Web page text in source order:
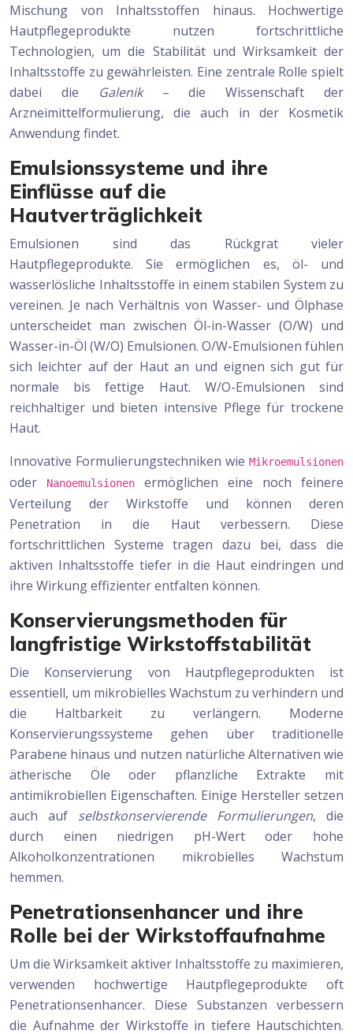
Mischung von Inhaltsstoffen hinaus. Hochwertige
Hautpflegeprodukte nutzen fortschrittliche
Technologien, um die Stabilität und Wirksamkeit der
Inhaltsstoffe zu gewährleisten. Eine zentrale Rolle spielt
dabei die
Galenik– die Wissenschaft der
Arzneimittelformulierung, die auch in der Kosmetik
Anwendung findet.
Emulsionssysteme und ihre
Einflüsse auf die
Hautverträglichkeit
Emulsionen sind das Rückgrat vieler
Hautpflegeprodukte. Sie ermöglichen es, öl- und
wasserlösliche Inhaltsstoffe in einem stabilen System zu
vereinen. Je nach Verhältnis von Wasser- und Ölphase
unterscheidet man zwischen Öl-in-Wasser (O/W) und
Wasser-in-Öl (W/O) Emulsionen. O/W-Emulsionen fühlen
sich leichter auf der Haut an und eignen sich gut für
normale bis fettige Haut. W/O-Emulsionen sind
reichhaltiger und bieten intensive Pflege für trockene
Haut.
Innovative Formulierungstechniken wie Mikroemulsionen
oder Nanoemulsionen
ermöglichen eine noch feinere
Verteilung der Wirkstoffe und können deren
Penetration in die Haut verbessern. Diese
fortschrittlichen Systeme tragen dazu bei, dass die
aktiven Inhaltsstoffe tiefer in die Haut eindringen und
ihre Wirkung effizienter entfalten können.
Konservierungsmethoden für
langfristige Wirkstoffstabilität
Die Konservierung von Hautpflegeprodukten ist
essentiell, um mikrobielles Wachstum zu verhindern und
die Haltbarkeit zu verlängern. Moderne
Konservierungssysteme gehen über traditionelle
Parabene hinaus und nutzen natürliche Alternativen wie
ätherische Öle oder pflanzliche Extrakte mit
antimikrobiellen Eigenschaften. Einige Hersteller setzen
auch auf selbstkonservierende Formulierungen, die
durch einen niedrigen pH-Wert oder hohe
Alkoholkonzentrationen mikrobielles Wachstum
hemmen.
Penetrationsenhancer und ihre
Rolle bei der Wirkstoffaufnahme
Um die Wirksamkeit aktiver Inhaltsstoffe zu maximieren,
verwenden hochwertige Hautpflegeprodukte oft
Penetrationsenhancer. Diese Substanzen verbessern
die Aufnahme der Wirkstoffe in tiefere Hautschichten.